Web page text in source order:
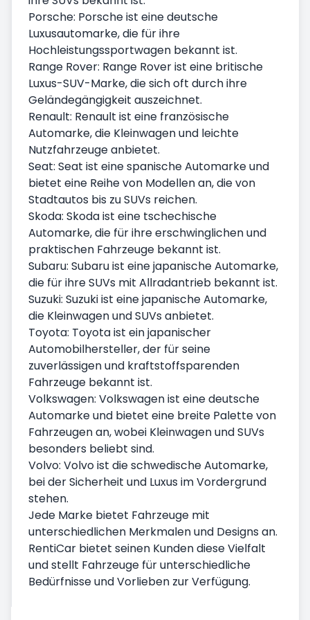
Porsche: Porsche ist eine deutsche
Luxusautomarke, die für ihre
Hochleistungssportwagen bekannt ist.
Range Rover: Range Rover ist eine britische
Luxus-SUV-Marke, die sich oft durch ihre
Geländegängigkeit auszeichnet.
Renault: Renault ist eine französische
Automarke, die Kleinwagen und leichte
Nutzfahrzeuge anbietet.
Seat: Seat ist eine spanische Automarke und
bietet eine Reihe von Modellen an, die von
Stadtautos bis zu SUVs reichen.
Skoda: Skoda ist eine tschechische
Automarke, die für ihre erschwinglichen und
praktischen Fahrzeuge bekannt ist.
Subaru: Subaru ist eine japanische Automarke,
die für ihre SUVs mit Allradantrieb bekannt ist.
Suzuki: Suzuki ist eine japanische Automarke,
die Kleinwagen und SUVs anbietet.
Toyota: Toyota ist ein japanischer
Automobilhersteller, der für seine
zuverlässigen und kraftstoffsparenden
Fahrzeuge bekannt ist.
Volkswagen: Volkswagen ist eine deutsche
Automarke und bietet eine breite Palette von
Fahrzeugen an, wobei Kleinwagen und SUVs
besonders beliebt sind.
Volvo: Volvo ist die schwedische Automarke,
bei der Sicherheit und Luxus im Vordergrund
stehen.
Jede Marke bietet Fahrzeuge mit
unterschiedlichen Merkmalen und Designs an.
RentiCar bietet seinen Kunden diese Vielfalt
und stellt Fahrzeuge für unterschiedliche
Bedürfnisse und Vorlieben zur Verfügung.